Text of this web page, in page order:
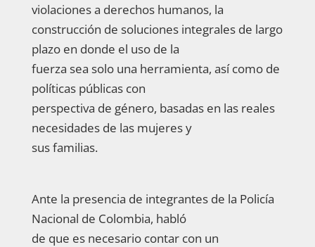
violaciones a derechos humanos, la
construcción de soluciones integrales de largo
plazo en donde el uso de la
fuerza sea solo una herramienta, así como de
políticas públicas con
perspectiva de género, basadas en las reales
necesidades de las mujeres y
sus familias.
Ante la presencia de integrantes de la Policía
Nacional de Colombia, habló
de que es necesario contar con un